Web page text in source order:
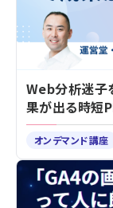
Web分析迷
果が出る時短
オンデマンド講座